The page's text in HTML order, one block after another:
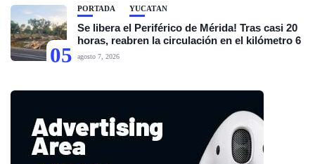
05
PORTADA YUCATÁN
Se libera el Periférico de Mérida! Tras casi 20
horas, reabren la circulación en el kilómetro 6
agosto 7, 2026